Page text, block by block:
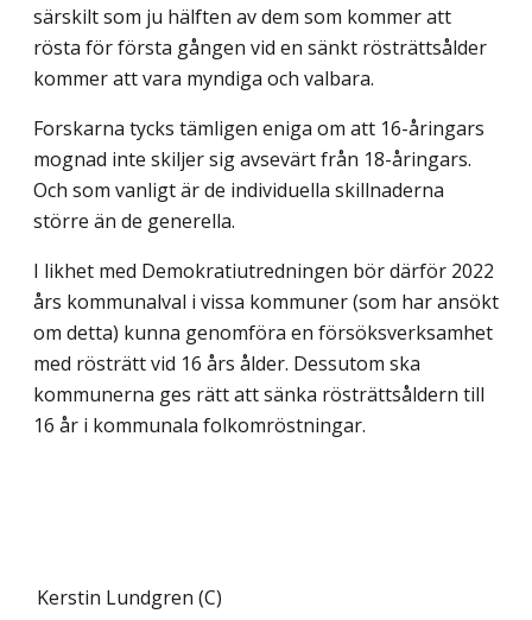
särskilt som ju hälften av dem som kommer att
rösta för första gången vid en sänkt rösträttsålder
kommer att vara myndiga och valbara.
Forskarna tycks tämligen eniga om att 16-åringars
mognad inte skiljer sig avsevärt från 18-åringars.
Och som vanligt är de individuella skillnaderna
större än de generella.
I likhet med Demokratiutredningen bör därför 2022
års kommunalval i vissa kommuner (som har ansökt
om detta) kunna genomföra en försöksverksamhet
med rösträtt vid 16 års ålder. Dessutom ska
kommunerna ges rätt att sänka rösträttsåldern till
16 år i kommunala folkomröstningar.
Kerstin Lundgren (C)